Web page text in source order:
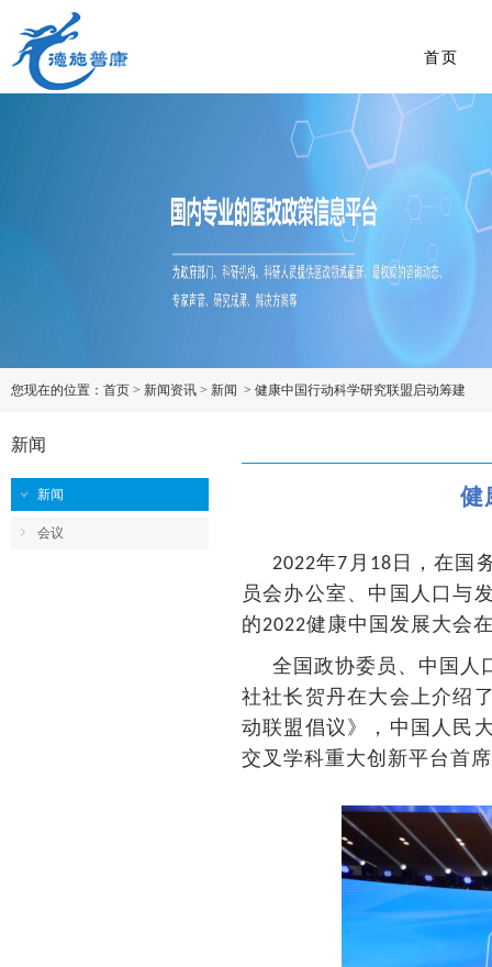
首页
您现在的位置： 首页 > 新闻资讯 > 新闻 > 健康中国行动科学研究联盟启动筹建
新闻
新闻
会议
健
2022年7 月 18 日，在国
员会办公室、中国人口与
的2022健康中国发展大会
全国政协委员、中国人
社社长贺丹在大会上介绍
动联盟倡议》，中国人民
交叉学科重大创新平台首